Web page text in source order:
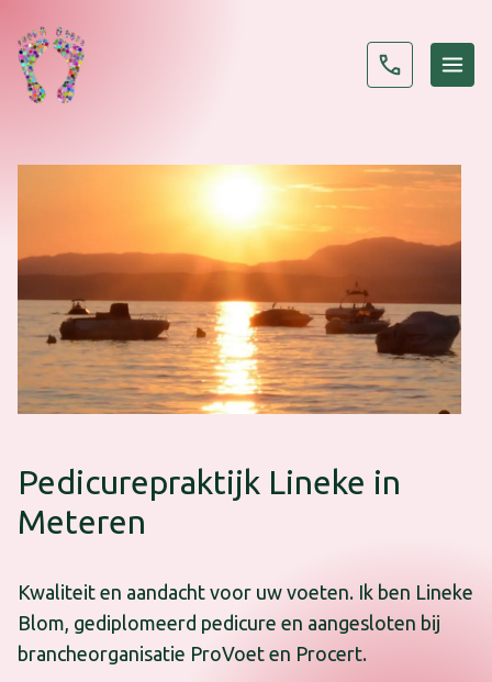
Pedicurepraktijk Lineke in
Meteren
Kwaliteit en aandacht voor uw voeten. Ik ben Lineke
Blom, gediplomeerd pedicure en aangesloten bij
brancheorganisatie ProVoet en Procert.